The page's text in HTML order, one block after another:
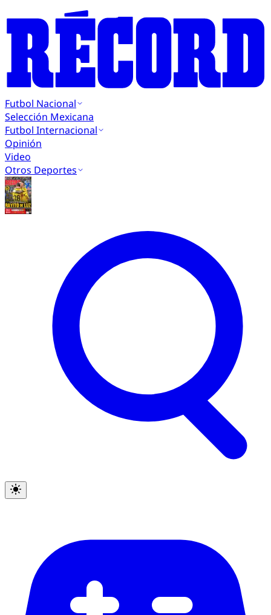
Futbol Nacional
Selección Mexicana
Futbol Internacional
Opinión
Video
Otros Deportes